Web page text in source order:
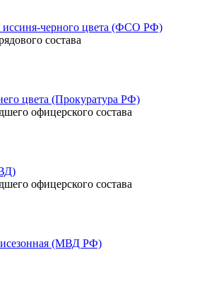
иссиня-черного цвета (ФСО РФ)
состава
цвета (Прокуратура РФ)
офицерского состава
офицерского состава
(МВД РФ)